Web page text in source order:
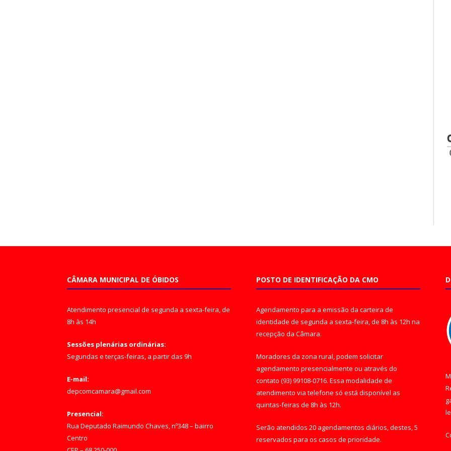
CÂMARA MUNICIPAL DE ÓBIDOS
Atendimento presencial de segunda a sexta-feira, de
8h às 14h
Sessões plenárias ordinárias:
Segundas e terças-feiras, a partir das 9h
E-mail:
depcomcamara@gmail.com
Presencial:
Rua Deputado Raimundo Chaves, nº348 – bairro
Centro
POSTO DE IDENTIFICAÇÃO DA CMO
Agendamento para a emissão da carteira de
identidade de segunda a sexta-feira, de 8h às 12h na
recepção da Câmara.
Moradores da zona rural, podem solicitar
agendamento presencialmente ou através do
contato (93) 99108-0716. Essa modalidade de
atendimento via telefone só está disponível as
quintas-feiras de 8h às 12h.
Serão atendidos 20 agendamentos diários, destes, 5
reservados para os casos de prioridade.